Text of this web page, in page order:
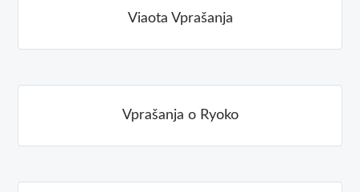
Viaota Vprašanja
Vprašanja o Ryoko